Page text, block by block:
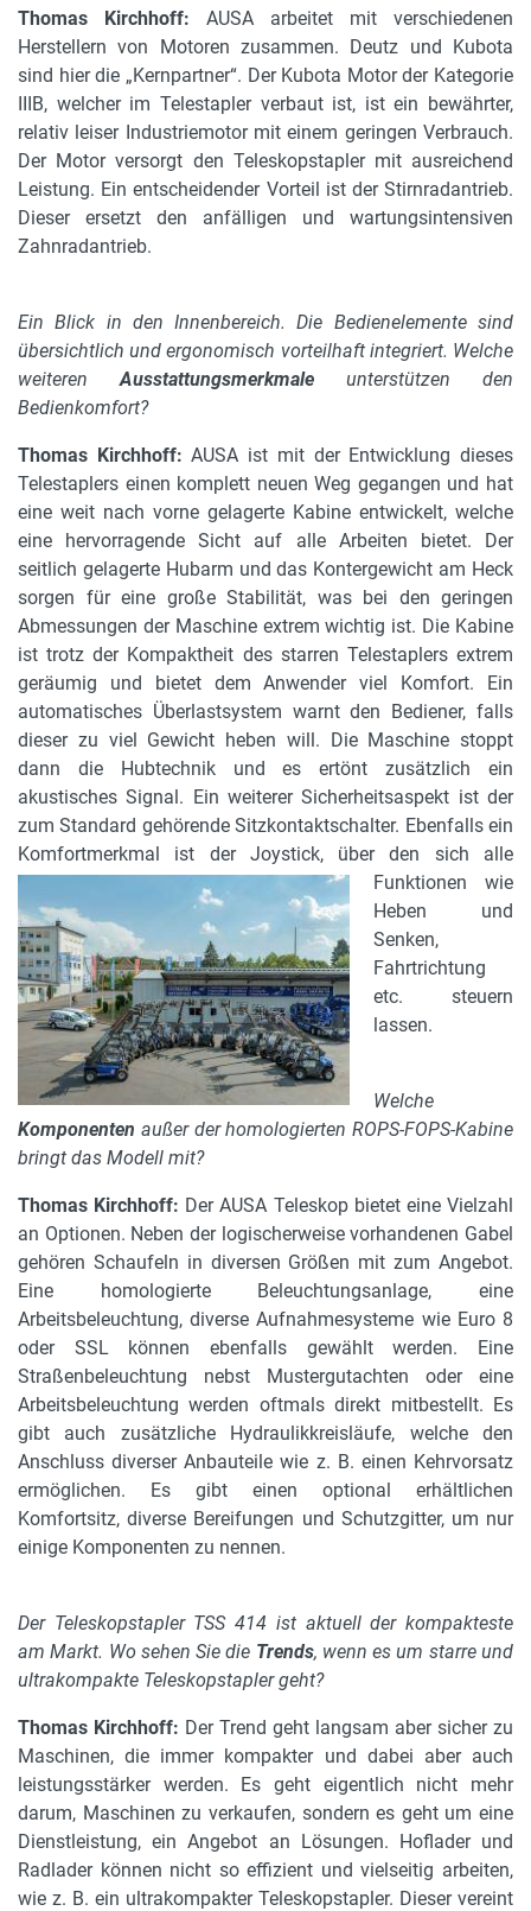
Thomas Kirchhoff: AUSA arbeitet mit verschiedenen
Herstellern von Motoren zusammen. Deutz und Kubota
sind hier die „Kernpartner“. Der Kubota Motor der Kategorie
IIIB, welcher im Telestapler verbaut ist, ist ein bewährter,
relativ leiser Industriemotor mit einem geringen Verbrauch.
Der Motor versorgt den Teleskopstapler mit ausreichend
Leistung. Ein entscheidender Vorteil ist der Stirnradantrieb.
Dieser ersetzt den anfälligen und wartungsintensiven
Zahnradantrieb.
Ein Blick in den Innenbereich. Die Bedienelemente sind
übersichtlich und ergonomisch vorteilhaft integriert. Welche
weiterenAusstattungsmerkmale unterstützen den
Bedienkomfort?
Thomas Kirchhoff: AUSA ist mit der Entwicklung dieses
Telestaplers einen komplett neuen Weg gegangen und hat
eine weit nach vorne gelagerte Kabine entwickelt, welche
eine hervorragende Sicht auf alle Arbeiten bietet. Der
seitlich gelagerte Hubarm und das Kontergewicht am Heck
sorgen für eine große Stabilität, was bei den geringen
Abmessungen der Maschine extrem wichtig ist. Die Kabine
ist trotz der Kompaktheit des starren Telestaplers extrem
geräumig und bietet dem Anwender viel Komfort. Ein
automatisches Überlastsystem warnt den Bediener, falls
dieser zu viel Gewicht heben will. Die Maschine stoppt
dann die Hubtechnik und es ertönt zusätzlich ein
akustisches Signal. Ein weiterer Sicherheitsaspekt ist der
zum Standard gehörende Sitzkontaktschalter. Ebenfalls ein
Komfortmerkmal ist der Joystick, über den sich alle
Funktionen wie
Heben und
Senken,
Fahrtrichtung
etc. steuern
lassen.
Welche
Komponenten außer der homologierten ROPS-FOPS-Kabine
bringt das Modell mit?
Thomas Kirchhoff: Der AUSA Teleskop bietet eine Vielzahl
an Optionen. Neben der logischerweise vorhandenen Gabel
gehören Schaufeln in diversen Größen mit zum Angebot.
Eine homologierte Beleuchtungsanlage, eine
Arbeitsbeleuchtung, diverse Aufnahmesysteme wie Euro 8
oder SSL können ebenfalls gewählt werden. Eine
Straßenbeleuchtung nebst Mustergutachten oder eine
Arbeitsbeleuchtung werden oftmals direkt mitbestellt. Es
gibt auch zusätzliche Hydraulikkreisläufe, welche den
Anschluss diverser Anbauteile wie z. B. einen Kehrvorsatz
ermöglichen. Es gibt einen optional erhältlichen
Komfortsitz, diverse Bereifungen und Schutzgitter, um nur
einige Komponenten zu nennen.
Der Teleskopstapler TSS 414 ist aktuell der kompakteste
am Markt. Wo sehen Sie die Trends, wenn es um starre und
ultrakompakte Teleskopstapler geht?
Thomas Kirchhoff: Der Trend geht langsam aber sicher zu
Maschinen, die immer kompakter und dabei aber auch
leistungsstärker werden. Es geht eigentlich nicht mehr
darum, Maschinen zu verkaufen, sondern es geht um eine
Dienstleistung, ein Angebot an Lösungen. Hoflader und
Radlader können nicht so effizient und vielseitig arbeiten,
wie z. B. ein ultrakompakter Teleskopstapler. Dieser vereint